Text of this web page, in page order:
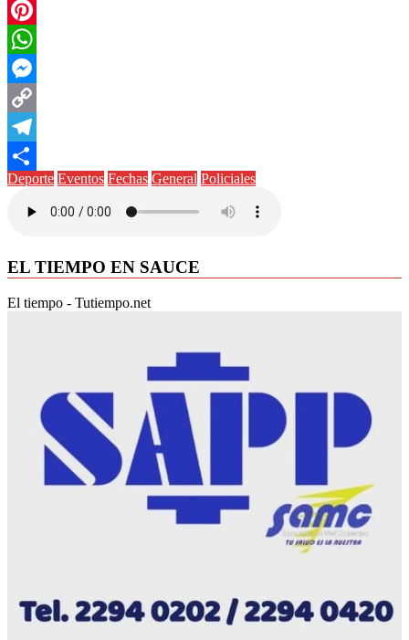
Twitter
Pinterest
WhatsApp
Messenger
Copy
Link
Telegram
Compartir
Deporte Eventos Fechas General Policiales
EL TIEMPO EN SAUCE
El tiempo - Tutiempo.net